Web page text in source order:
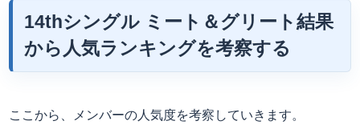
14thシングル ミート＆グリート結果
から人気ランキングを考察する
ここから、メンバーの人気度を考察していきます。